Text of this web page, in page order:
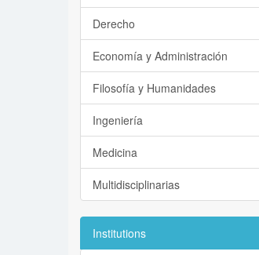
Derecho
Economía y Administración
Filosofía y Humanidades
Ingeniería
Medicina
Multidisciplinarias
Institutions